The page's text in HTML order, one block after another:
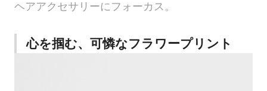
ヘアアクセサリーにフォーカス。
心を掴む、可憐なフラワープリント